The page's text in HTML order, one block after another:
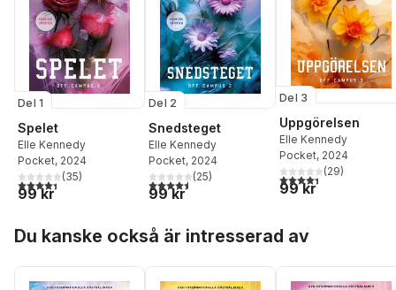
Del 1
Spelet
Elle Kennedy
Pocket, 2024
4,4utav 5 stjärnor. Totalt antal röster:
(35)
99 kr
Del 2
Snedsteget
Elle Kennedy
Pocket, 2024
4,5utav 5 stjärnor. Totalt antal röster:
(25)
99 kr
Del 3
Uppgörelsen
Elle Kennedy
Pocket, 2024
4,4utav 5 stjärnor.
(29)
99 kr
Du kanske också är intresserad av